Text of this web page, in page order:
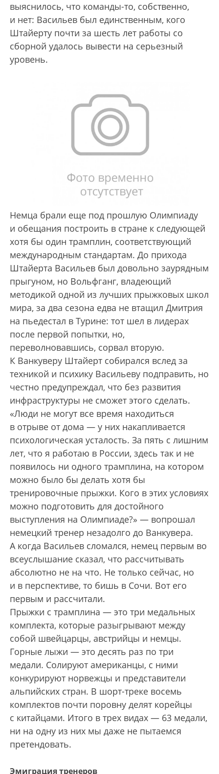
выяснилось, что команды-то, собственно,
и нет: Васильев был единственным, кого
Штайерту почти за шесть лет работы со
сборной удалось вывести на серьезный
уровень.
Немца брали еще под прошлую Олимпиаду
и обещания построить в стране к следующей
хотя бы один трамплин, соответствующий
международным стандартам. До прихода
Штайерта Васильев был довольно заурядным
прыгуном, но Вольфганг, владеющий
методикой одной из лучших прыжковых школ
мира, за два сезона едва не втащил Дмитрия
на пьедестал в Турине: тот шел в лидерах
после первой попытки, но,
переволновавшись, сорвал вторую.
К Ванкуверу Штайерт собирался вслед за
техникой и психику Василь­еву подправить, но
честно предупреждал, что без развития
инфраструктуры не сможет этого сделать.
«Люди не могут все время находиться
в отрыве от дома — у них накапливается
психологическая усталость. За пять с лишним
лет, что я работаю в России, здесь так и не
появилось ни одного трамплина, на котором
можно было бы делать хотя бы
тренировочные прыжки. Кого в этих условиях
можно подготовить для достойного
выступления на Олимпиаде?» — вопрошал
немецкий тренер незадолго до Ванкувера.
А когда Васильев сломался, немец первым во
всеуслышание сказал, что рассчитывать
абсолютно не на что. Не только сейчас, но
и в перспективе, то бишь в Сочи. Вот его
первым и рассчитали.
Прыжки с трамплина — это три медальных
комплекта, которые разыгрывают между
собой швейцарцы, австрийцы и немцы.
Горные лыжи — это десять раз по три
медали. Солируют американцы, с ними
конкурируют норвежцы и представители
альпийских стран. В шорт-треке восемь
комплектов почти поровну делят корейцы
с китайцами. Итого в трех видах — 63 медали,
ни на одну из них мы даже не пытаемся
претендовать.
Эмиграция тренеров